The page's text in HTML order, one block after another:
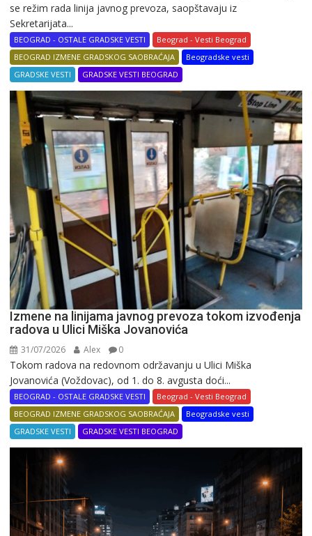
se režim rada linija javnog prevoza, saopštavaju iz
Sekretarijata...
BEOGRAD - OSTALE GRADSKE VESTI
Beograd - Vesti Beograd
BEOGRAD IZMENE GRADSKOG SAOBRAĆAJA
Beogradske vesti
GRADSKE VESTI
GRADSKE VESTI BEOGRAD
Izmene na linijama javnog prevoza tokom izvođenja
radova u Ulici Miška Jovanovića
31/07/2026 Alex 0
Tokom radova na redovnom održavanju u Ulici Miška
Jovanovića (Voždovac), od 1. do 8. avgusta doći...
BEOGRAD - OSTALE GRADSKE VESTI
Beograd - Vesti Beograd
BEOGRAD IZMENE GRADSKOG SAOBRAĆAJA
Beogradske vesti
GRADSKE VESTI
GRADSKE VESTI BEOGRAD